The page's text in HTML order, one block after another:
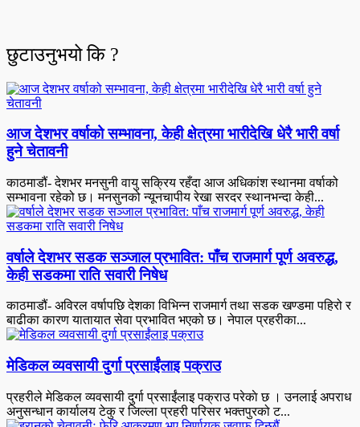
छुटाउनुभयो कि ?
आज देशभर वर्षाको सम्भावना, केही क्षेत्रमा भारीदेखि धेरै भारी वर्षा
हुने चेतावनी
काठमाडौं- देशभर मनसुनी वायु सक्रिय रहँदा आज अधिकांश स्थानमा वर्षाको
सम्भावना रहेको छ। मनसुनको न्यूनचापीय रेखा सरदर स्थानभन्दा केही...
वर्षाले देशभर सडक सञ्जाल प्रभावित: पाँच राजमार्ग पूर्ण अवरुद्ध,
केही सडकमा राति सवारी निषेध
काठमाडौं- अविरल वर्षापछि देशका विभिन्न राजमार्ग तथा सडक खण्डमा पहिरो र
बाढीका कारण यातायात सेवा प्रभावित भएको छ। नेपाल प्रहरीका...
मेडिकल व्यवसायी दुर्गा प्रसाईंलाइ पक्राउ
प्रहरीले मेडिकल व्यवसायी दुर्गा प्रसाईंलाइ पक्राउ परेकाे छ । उनलाई अपराध
अनुसन्धान कार्यालय टेकु र जिल्ला प्रहरी परिसर भक्तपुरको ट...